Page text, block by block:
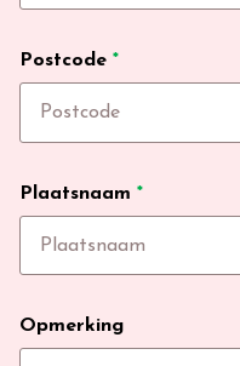
Postcode *
Plaatsnaam *
Opmerking